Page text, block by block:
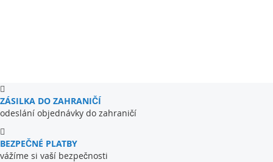
ZÁSILKA DO ZAHRANIČÍ
odeslání objednávky do zahraničí
BEZPEČNÉ PLATBY
vážíme si vaší bezpečnosti